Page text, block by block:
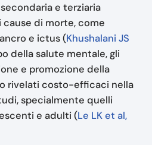
e terziaria
di morte, come
e ictus (Khushalani JS
della salute mentale, gli
e promozione della
rivelati costo-efficaci nella
specialmente quelli
e adulti (Le LK et al,